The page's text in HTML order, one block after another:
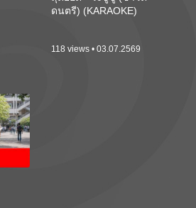
ดนตรี) (KARAOKE)
118 views • 03.07.2569